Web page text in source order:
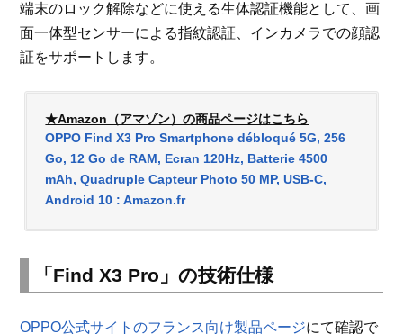
端末のロック解除などに使える生体認証機能として、画
面一体型センサーによる指紋認証、インカメラでの顔認
証をサポートします。
★Amazon（アマゾン）の商品ページはこちら
OPPO Find X3 Pro Smartphone débloqué 5G, 256
Go, 12 Go de RAM, Ecran 120Hz, Batterie 4500
mAh, Quadruple Capteur Photo 50 MP, USB-C,
Android 10 : Amazon.fr
「Find X3 Pro」の技術仕様
OPPO公式サイトのフランス向け製品ページにて確認で